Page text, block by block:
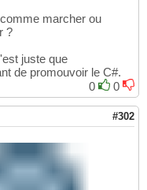
marcher ou
?
juste que
de promouvoir le C#.
0
0
#302